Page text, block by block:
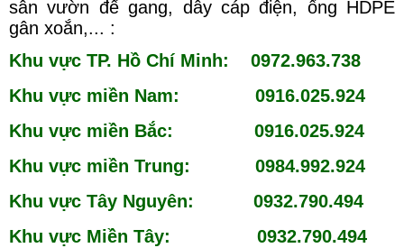
sân vườn đế gang, dây cáp điện, ống HDPE
gân xoắn,... :
Khu vực TP. Hồ Chí Minh: 0972.963.738
Khu vực miền Nam: 0916.025.924
Khu vực miền Bắc: 0916.025.924
Khu vực miền Trung: 0984.992.924
Khu vực Tây Nguyên: 0932.790.494
Khu vực Miền Tây: 0932.790.494